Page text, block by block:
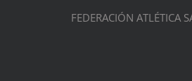
FEDERACIÓN ATLÉTICA